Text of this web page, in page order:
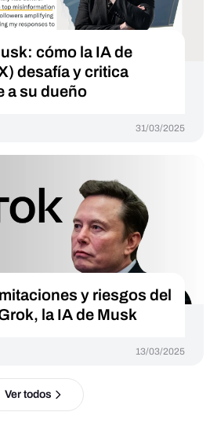
cómo la IA de
desafía y critica
a su dueño
31/03/2025
y riesgos del
la IA de Musk
13/03/2025
Ver todos